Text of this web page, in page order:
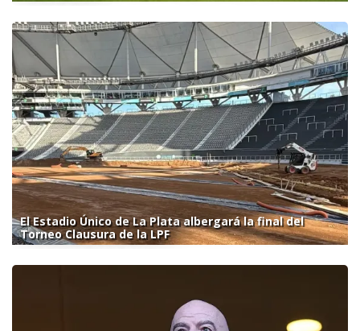
El Estadio Único de La Plata albergará la final del
Torneo Clausura de la LPF